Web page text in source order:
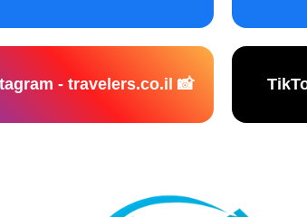
📸 Instagram - travelers.co.il